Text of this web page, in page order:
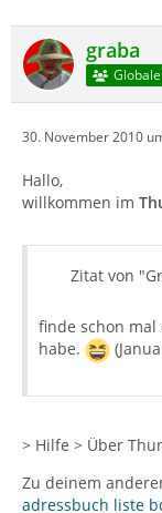
graba
30. November 2010
Hallo,
willkommen im
Zitat von
finde schon
habe.
> Hilfe > Über
Zu deinem
adressbuch liste